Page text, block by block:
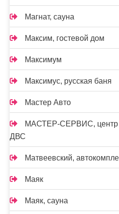
Магнат, сауна
Максим, гостевой дом
Максимум
Максимус, русская баня
Мастер Авто
МАСТЕР-СЕРВИС, центр
ДВС
Матвеевский,
Маяк
Маяк, сауна